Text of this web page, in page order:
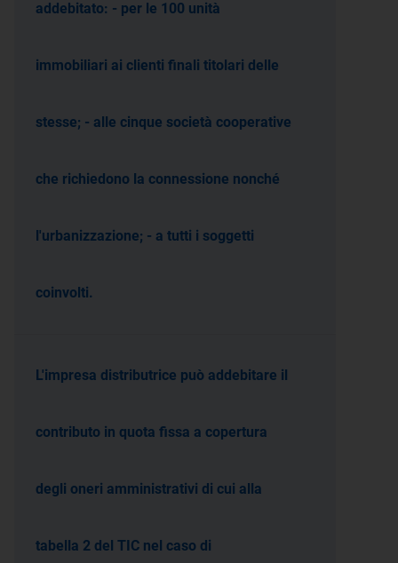
addebitato: - per le 100 unità
immobiliari ai clienti finali titolari delle
stesse; - alle cinque società cooperative
che richiedono la connessione nonché
l'urbanizzazione; - a tutti i soggetti
coinvolti.
L'impresa distributrice può addebitare il
contributo in quota fissa a copertura
degli oneri amministrativi di cui alla
tabella 2 del TIC nel caso di